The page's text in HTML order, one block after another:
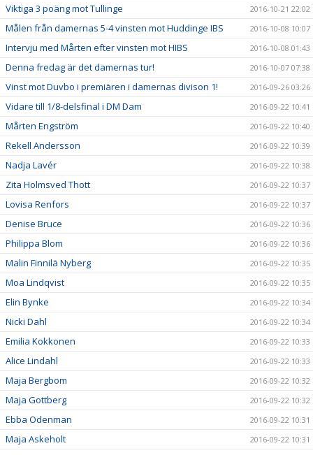
Viktiga 3 poäng mot Tullinge 2016-10-21 22:02
Målen från damernas 5-4 vinsten mot Huddinge IBS 2016-10-08 10:07
Intervju med Mårten efter vinsten mot HIBS 2016-10-08 01:43
Denna fredag är det damernas tur! 2016-10-07 07:38
Vinst mot Duvbo i premiären i damernas divison 1! 2016-09-26 03:26
Vidare till 1/8-delsfinal i DM Dam 2016-09-22 10:41
Mårten Engström 2016-09-22 10:40
Rekell Andersson 2016-09-22 10:39
Nadja Lavér 2016-09-22 10:38
Zita Holmsved Thott 2016-09-22 10:37
Lovisa Renfors 2016-09-22 10:37
Denise Bruce 2016-09-22 10:36
Philippa Blom 2016-09-22 10:36
Malin Finnilä Nyberg 2016-09-22 10:35
Moa Lindqvist 2016-09-22 10:35
Elin Bynke 2016-09-22 10:34
Nicki Dahl 2016-09-22 10:34
Emilia Kokkonen 2016-09-22 10:33
Alice Lindahl 2016-09-22 10:33
Maja Bergbom 2016-09-22 10:32
Maja Gottberg 2016-09-22 10:32
Ebba Odenman 2016-09-22 10:31
Maja Askeholt 2016-09-22 10:31